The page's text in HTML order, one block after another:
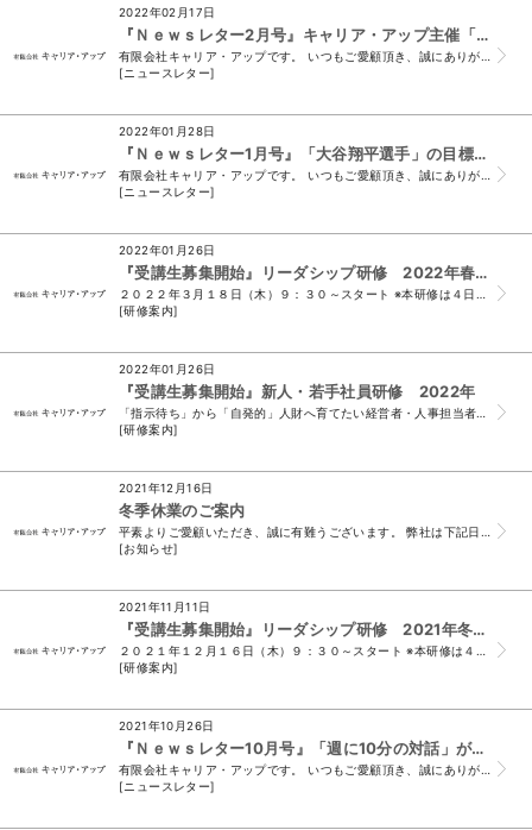
2022年02月17日
『Ｎｅｗｓレター2月号』キャリア・アップ主催「新人研修」「リーダシップ研修」開催のご案内
[ニュースレター]
2022年01月28日
『Ｎｅｗｓレター1月号』「大谷翔平選手」の目標設定が凄い！
[ニュースレター]
2022年01月26日
『受講生募集開始』リーダシップ研修 2022年春 開催のお知らせ
[研修案内]
2022年01月26日
『受講生募集開始』新人・若手社員研修 2022年
[研修案内]
2021年12月16日
冬季休業のご案内
[お知らせ]
2021年11月11日
『受講生募集開始』リーダシップ研修 2021年冬 開催のお知らせ
[研修案内]
2021年10月26日
『Ｎｅｗｓレター10月号』「週に10分の対話」が部下の意識向上と業績につながる！！
[ニュースレター]